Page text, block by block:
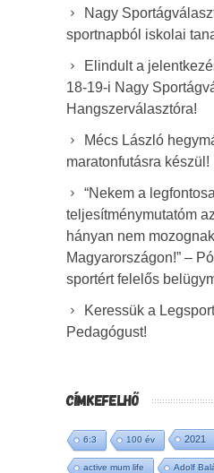
Nagy
sportnapból iskolai
Elindult a
18-19-i Nagy
Hangszerválasztóra!
Mécs László
maratonfutásra készül!
“Nekem a
teljesítménymutatóm
hányan nem mozognak
Magyarországon!” –
sportért felelős
Keressük a
Pedagógust!
CÍMKEFELHŐ
6:3 100 év 2021
active mum life Adolf